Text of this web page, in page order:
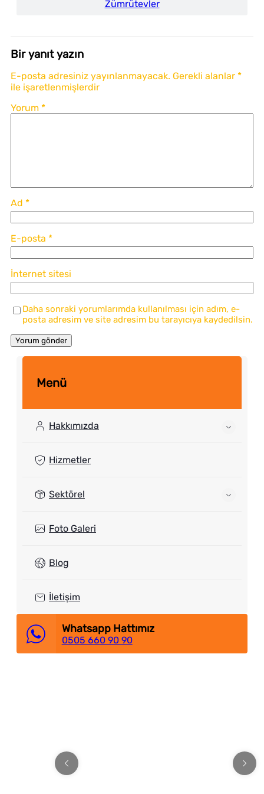
Zümrütevler
Bir yanıt yazın
E-posta adresiniz yayınlanmayacak. Gerekli alanlar *
ile işaretlenmişlerdir
Yorum *
Ad *
E-posta *
İnternet sitesi
Daha sonraki yorumlarımda kullanılması için adım, e-
posta adresim ve site adresim bu tarayıcıya kaydedilsin.
Menü
Hakkımızda
Hizmetler
Sektörel
Foto Galeri
Blog
İletişim
Whatsapp Hattımız
0505 660 90 90